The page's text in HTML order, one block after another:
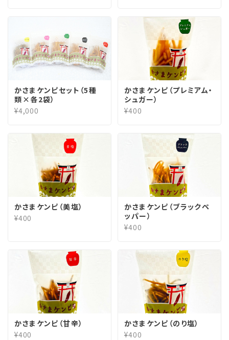
かさまケンピセット（5種
類×各2袋）
¥4,000
かさまケンピ（プレミアム・
シュガー）
¥400
かさまケンピ（美塩）
¥400
かさまケンピ（ブラックペ
ッパー）
¥400
かさまケンピ（甘辛）
¥400
かさまケンピ（のり塩）
¥400